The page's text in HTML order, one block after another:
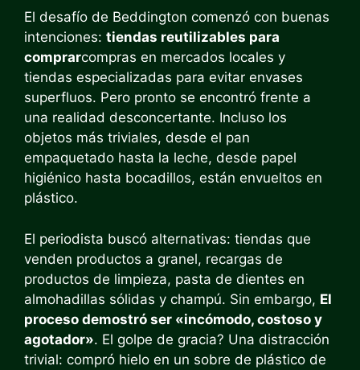
El desafío de Beddington comenzó con buenas
intenciones: tiendas reutilizables para
comprarcompras en mercados locales y
tiendas especializadas para evitar envases
superfluos. Pero pronto se encontró frente a
una realidad desconcertante. Incluso los
objetos más triviales, desde el pan
empaquetado hasta la leche, desde papel
higiénico hasta bocadillos, están envueltos en
plástico.
El periodista buscó alternativas: tiendas que
venden productos a granel, recargas de
productos de limpieza, pasta de dientes en
almohadillas sólidas y champú. Sin embargo, El
proceso demostró ser «incómodo, costoso y
agotador». El golpe de gracia? Una distracción
trivial: compró hielo en un sobre de plástico de